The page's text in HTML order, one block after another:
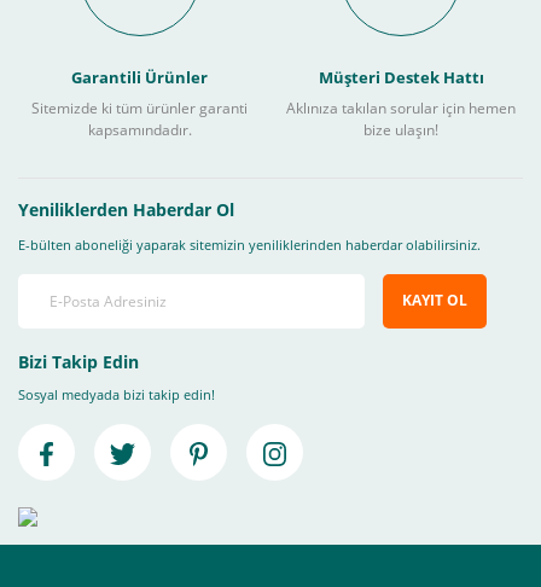
Garantili Ürünler
Sitemizde ki tüm ürünler garanti
kapsamındadır.
Müşteri Destek Hattı
Aklınıza takılan sorular için hemen
bize ulaşın!
Yeniliklerden Haberdar Ol
E-bülten aboneliği yaparak sitemizin yeniliklerinden haberdar olabilirsiniz.
KAYIT OL
Bizi Takip Edin
Sosyal medyada bizi takip edin!